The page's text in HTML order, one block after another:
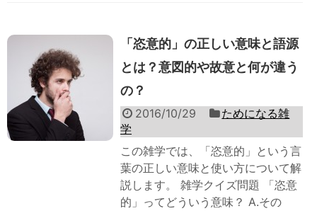
「恣意的」の正しい意味と語源
とは？意図的や故意と何が違う
の？
2016/10/29
ためになる雑
学
この雑学では、「恣意的」という言
葉の正しい意味と使い方について解
説します。 雑学クイズ問題 「恣意
的」ってどういう意味？ A.その